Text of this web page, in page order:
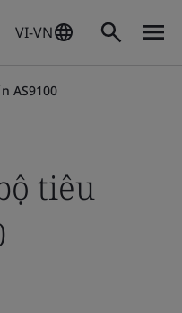
VI-VN
AS9100
tiêu